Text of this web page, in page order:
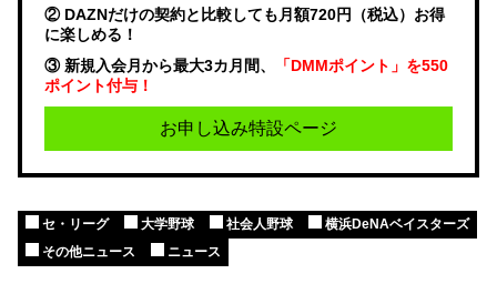
② DAZNだけの契約と比較しても月額720円（税込）お得
に楽しめる！
③ 新規入会月から最大3カ月間、
「DMMポイント」を550
ポイント付与！
お申し込み特設ページ
セ・リーグ 大学野球 社会人野球
横浜DeNAベイスターズ
その他ニュース
ニュース